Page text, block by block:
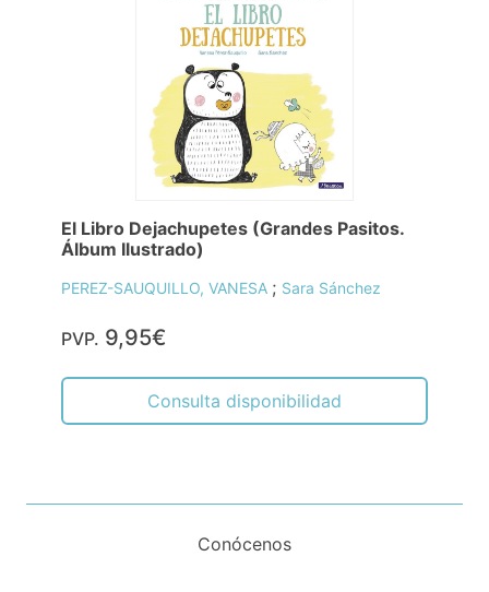
El Libro Dejachupetes (Grandes Pasitos.
Álbum Ilustrado)
PEREZ-SAUQUILLO, VANESA ; Sara Sánchez
PVP. 9,95€
Consulta disponibilidad
Conócenos